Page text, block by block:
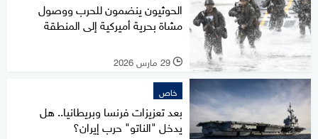
الحوثيون ينضمون للحرب ووصول
مشاة بحرية أميركية إلى المنطقة
l 29 مارس 2026
خاص
بعد تعزيزات فرنسا وبريطانيا.. هل
يدخل "الناتو" حرب إيران؟